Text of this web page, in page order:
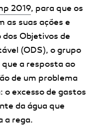
2019, para que os
as suas ações e
Objetivos de
(ODS), o grupo
a resposta ao
de um problema
o excesso de gastos
da água que
a rega.